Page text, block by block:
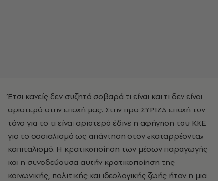
Έτσι κανείς δεν συζητά σοβαρά τι είναι και τι δεν είναι
αριστερό στην εποχή μας. Στην προ ΣΥΡΙΖΑ εποχή τον
τόνο για το τι είναι αριστερό έδινε η αφήγηση του ΚΚΕ
για το σοσιαλισμό ως απάντηση στον «καταρρέοντα»
καπιταλισμό. Η κρατικοποίηση των μέσων παραγωγής
και η συνοδεύουσα αυτήν κρατικοποίηση της
κοινωνικής, πολιτικής και ιδεολογικής ζωής ήταν η μια